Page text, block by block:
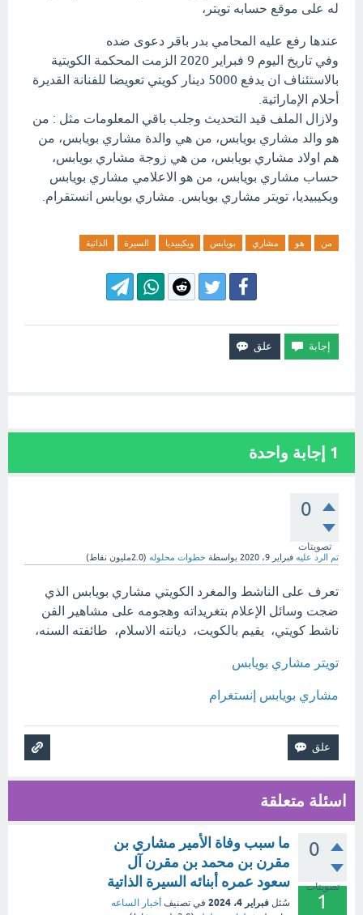
له على موقع حسابه تويتر،
عندها رفع عليه المحامي بدر باقر دعوى ضده
وفي تاريخ اليوم 9 فبراير 2020 الزمت المحكمة الكويتية
بالاستئناف ان يدفع 5000 دينار كويتي تعويضا للفنانة القديرة
أحلام الإماراتية.
ولازال الملف قيد التحديث وجلب باقي المعلومات مثل : من
هو والد مشاري بويابس، من هي والدة مشاري بويابس، من
هم اولاد مشاري بويابس، من هي زوجة مشاري بويابس،
حساب مشاري بويابس، من هو الاعلامي مشاري بويابس
ويكيبيديا، تويتر مشاري بويابس. مشاري بويابس انستقرام.
من هو مشاري بويابس ويكيبيديا السيرة الذاتية
1 إجابة واحدة
0
تصويتات
تم الرد عليه فبراير 9، 2020 بواسطة خطوات محلوله (2.0مليون نقاط)
تعرف على الناشط والمغرد الكويتي مشاري بويابس الذي
ضجت وسائل الإعلام بتغريداته وهجومه على مشاهير الفن
ناشط كويتي، يقيم بالكويت، ديانته الاسلام، طائفته السنه،
تويتر مشاري بويابس
مشاري بويابس إنستغرام
اسئلة متعلقة
0
تصويتات
1
ما سبب وفاة الأمير مشاري بن
مقرن بن محمد بن مقرن آل
سعود عمره أبنائه السيرة الذاتية
سُئل فبراير 4، 2024 في تصنيف أخبار الساعه